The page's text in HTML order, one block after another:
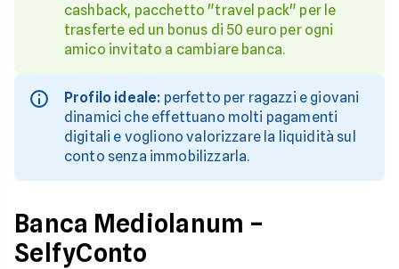
cashback, pacchetto "travel pack" per le
trasferte ed un bonus di 50 euro per ogni
amico invitato a cambiare banca.
Profilo ideale: perfetto per ragazzi e giovani
dinamici che effettuano molti pagamenti
digitali e vogliono valorizzare la liquidità sul
conto senza immobilizzarla.
Banca Mediolanum –
SelfyConto